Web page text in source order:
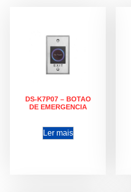
DS-K7P07 – BOTAO
DE EMERGENCIA
Ler mais